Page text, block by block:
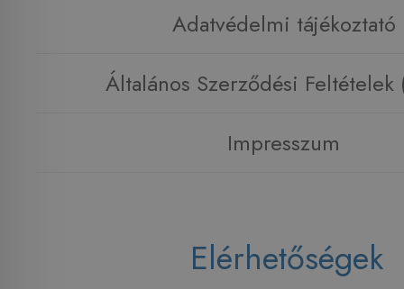
Adatvédelmi tájékoztató
Általános Szerződési Feltételek
Impresszum
Elérhetőségek